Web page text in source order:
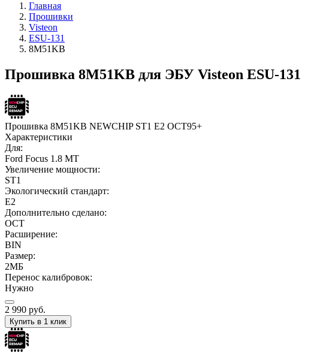
Главная
Прошивки
Visteon
ESU-131
8M51KB
Прошивка 8M51KB для ЭБУ Visteon ESU-131
Прошивка 8M51KB NEWCHIP ST1 E2 OCT95+
Характеристики
Для:
Ford Focus 1.8 MT
Увеличение мощности:
ST1
Экологический стандарт:
E2
Дополнительно сделано:
OCT
Расширение:
BIN
Размер:
2МБ
Перенос калибровок:
Нужно
2 990 руб.
Купить в 1 клик